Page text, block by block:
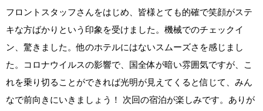
フロントスタッフさんをはじめ、皆様とても的確で笑顔がステ
キな方ばかりという印象を受けました。機械でのチェックイ
ン、驚きました。他のホテルにはないスムーズさを感じまし
た。コロナウイルスの影響で、国全体が暗い雰囲気ですが、こ
れを乗り切ることができれば光明が見えてくると信じて、みん
なで前向きにいきましょう！ 次回の宿泊が楽しみです。ありが